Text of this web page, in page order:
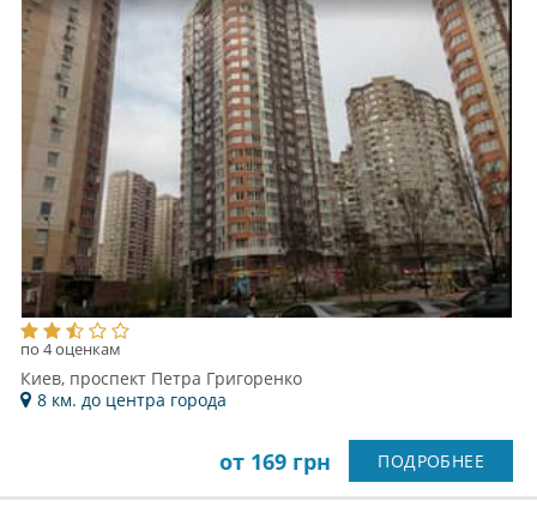
по 4 оценкам
Киев, проспект Петра Григоренко
8 км. до центра города
от 169 грн ПОДРОБНЕЕ